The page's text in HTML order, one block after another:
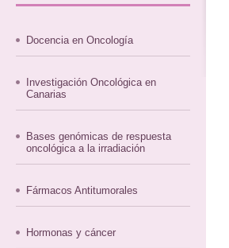
Docencia en Oncología
Investigación Oncológica en
Canarias
Bases genómicas de respuesta
oncológica a la irradiación
Fármacos Antitumorales
Hormonas y cáncer